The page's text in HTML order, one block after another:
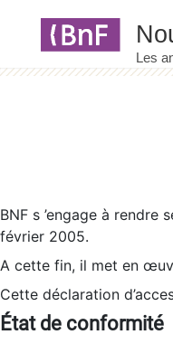
BNF s ’engage à
février 2005.
A cette fin, il met en
Cette déclaration
État de conformité